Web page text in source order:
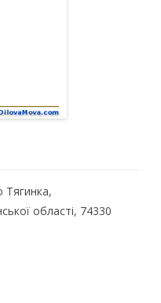
Тягинка,
області, 74330